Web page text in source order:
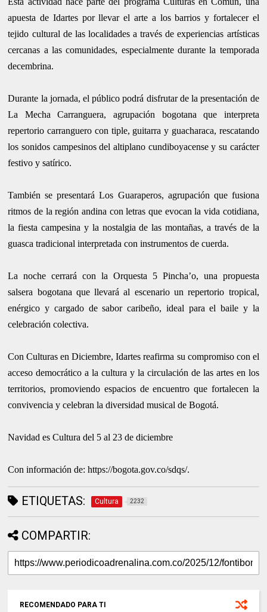
apuesta de Idartes por llevar el arte a los barrios y fortalecer el
tejido cultural de las localidades a través de experiencias artísticas
cercanas a las comunidades, especialmente durante la temporada
decembrina.
Durante la jornada, el público podrá disfrutar de la presentación de
La Mecha Carranguera, agrupación bogotana que interpreta
repertorio carranguero con tiple, guitarra y guacharaca, rescatando
los sonidos campesinos del altiplano cundiboyacense y su carácter
festivo y satírico.
También se presentará Los Guaraperos, agrupación que fusiona
ritmos de la región andina con letras que evocan la vida cotidiana,
la fiesta campesina y la nostalgia de las montañas, a través de la
guasca tradicional interpretada con instrumentos de cuerda.
La noche cerrará con la Orquesta 5 Pincha’o, una propuesta
salsera bogotana que llevará al escenario un repertorio tropical,
enérgico y cargado de sabor caribeño, ideal para el baile y la
celebración colectiva.
Con Culturas en Diciembre, Idartes reafirma su compromiso con el
acceso democrático a la cultura y la circulación de las artes en los
territorios, promoviendo espacios de encuentro que fortalecen la
convivencia y celebran la diversidad musical de Bogotá.
Navidad es Cultura del 5 al 23 de diciembre
Con información de: https://bogota.gov.co/sdqs/.
ETIQUETAS: Cultura 2232
COMPARTIR:
RECOMENDADO PARA TI